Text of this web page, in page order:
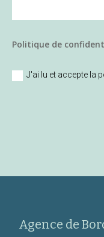
Politique de
J'ai lu et accepte la
Agence de